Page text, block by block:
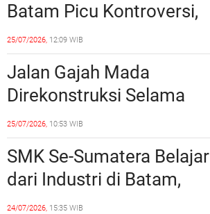
Batam Picu Kontroversi,
Dinilai Bermuatan Sensual
25/07/2026, 12:09 WIB
Jalan Gajah Mada
Direkonstruksi Selama
Empat Minggu, Ini Skema
Rekayasa Lalu Lintasnya
25/07/2026, 10:53 WIB
SMK Se-Sumatera Belajar
dari Industri di Batam,
Siapkan Lulusan Siap Kerja
24/07/2026, 15:35 WIB